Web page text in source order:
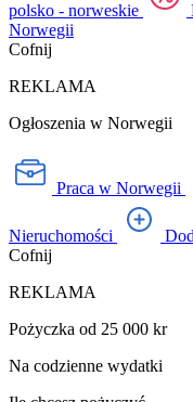
polsko - norweskie
Norwegii
Cofnij
REKLAMA
Ogłoszenia w Norwegii
Praca w Norwegii
Nieruchomości
Cofnij
REKLAMA
Pożyczka od 25 000 kr
Na codzienne wydatki